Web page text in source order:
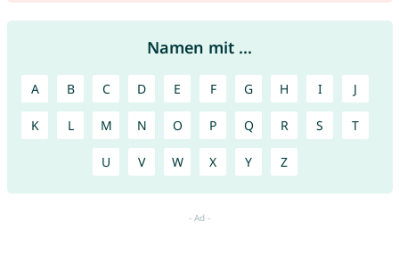
Namen mit ...
A B C D E F G H I J
K L M N O P Q R S T
U V W X Y Z